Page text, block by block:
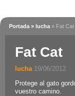
Portada » lucha » Fat Cat
Fat Cat
lucha. 19/06/2012
Protege al gato
vuestro camino.